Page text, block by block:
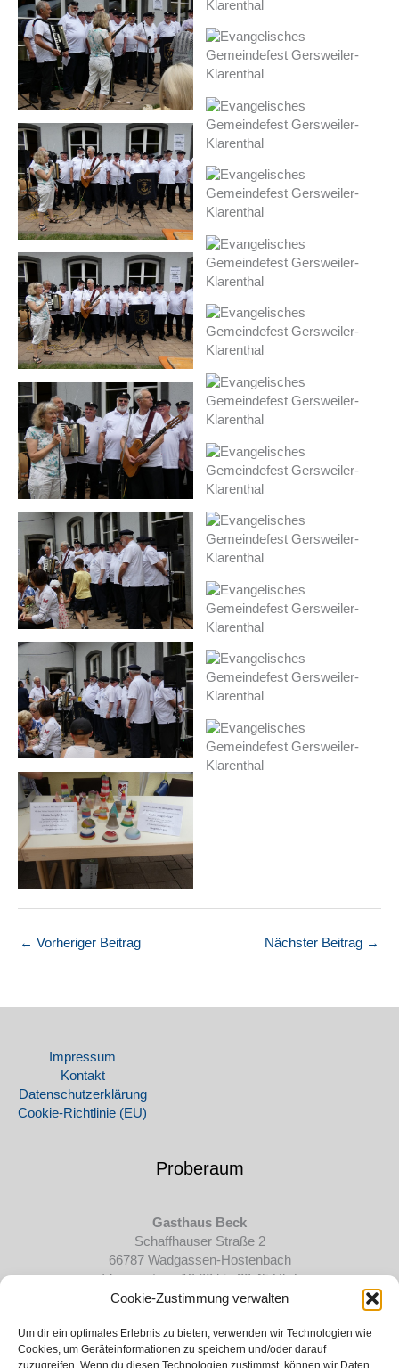
Cookie-Zustimmung verwalten
Um dir ein optimales Erlebnis zu bieten, verwenden wir Technologien wie
Cookies, um Geräteinformationen zu speichern und/oder darauf
zuzugreifen. Wenn du diesen Technologien zustimmst, können wir Daten
← Vorheriger Beitrag Nächster Beitrag →
Impressum
Kontakt
Datenschutz­erklärung
Cookie-Richtlinie (EU)
Proberaum
Gasthaus Beck
Schaffhauser Straße 2
66787 Wadgassen-Hostenbach
(donnerstags 19:00 bis 20:45 Uhr)
Mitglied im: